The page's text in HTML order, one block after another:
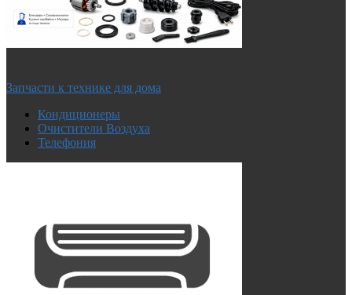
Запчасти к технике для дома
Кондиционеры
Очистители Воздуха
Телефония